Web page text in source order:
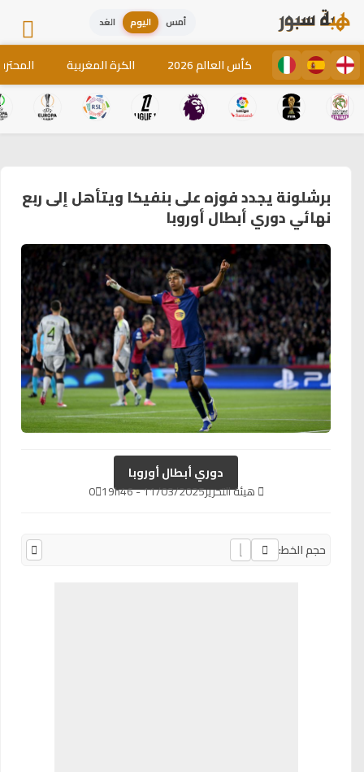
أمس اليوم الغد
كأس العالم 2026 الكرة المغربية
برشلونة يجدد فوزه على بنفيكا ويتأهل إلى ربع
نهائي دوري أبطال أوروبا
دوري أبطال أوروبا
هيئة التحرير11/03/2025 - 19h46
0
حجم الخط: